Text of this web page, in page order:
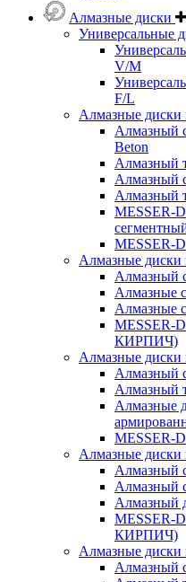
Алмазные диски
Универсальные
V/M
F/L
Алмазные диски
Алмазный
Beton
Алмазный
Алмазный
Алмазный
MESSER-
Алмазные диски
Алмазный
Алмазные
Алмазные
КИРПИЧ)
Алмазные диски
Алмазный
Алмазный
Алмазные
Алмазные диски
Алмазный
Алмазный
Алмазный
КИРПИЧ)
Алмазные диски
Алмазный